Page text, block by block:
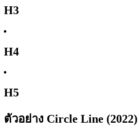
H3
H4
H5
ตัวอย่าง Circle Line (2022)